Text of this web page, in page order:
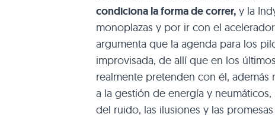
condiciona la forma de correr, y la
monoplazas y por ir con el
argumenta que la agenda para los
improvisada, de allí que en los
realmente pretenden con él, además
a la gestión de energía y
del ruido, las ilusiones y las